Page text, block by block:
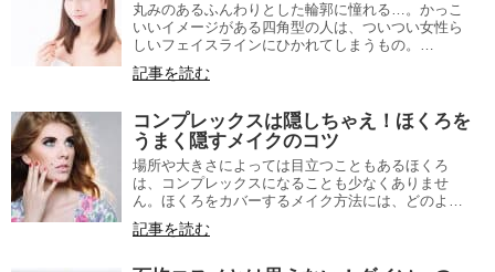
丸みのあるふんわりとした輪郭に憧れる…。かっこ
いいイメージがある四角型の人は、ついつい女性ら
しいフェイスラインにひかれてしまうもの。…
記事を読む
コンプレックスは隠しちゃえ！ほくろを
うまく隠すメイクのコツ
場所や大きさによっては目立つこともあるほくろ
は、コンプレックスになることも少なくありませ
ん。ほくろをカバーするメイク方法には、どのよ…
記事を読む